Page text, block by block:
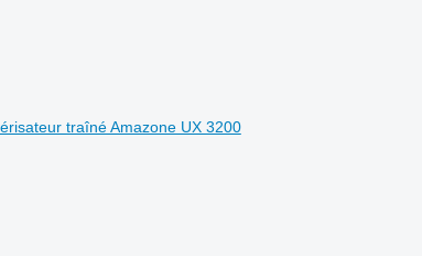
traîné Amazone UX 3200